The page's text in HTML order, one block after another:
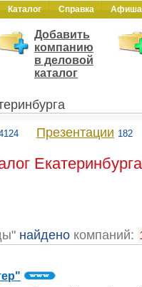
Каталог Справка Афиша
Добавить
компанию
в деловой
каталог
Презентации 182
Екатеринбурга
найдено компаний: